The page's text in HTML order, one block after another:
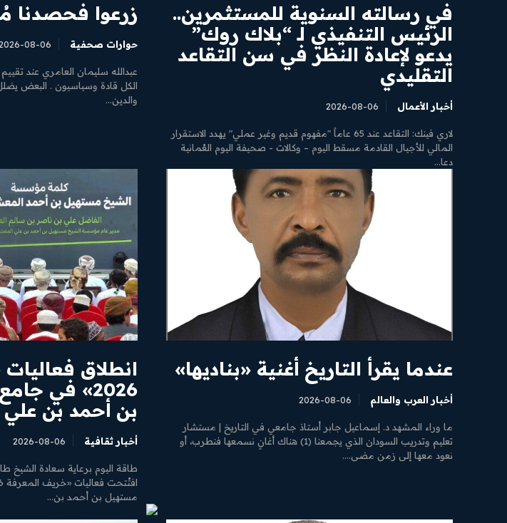
في رسالته السنوية للمستثمرين..
الرئيس التنفيذي لـ “بلاك روك”
يدعو لإعادة النظر في سن التقاعد
التقليدي
أخبار الأعمال 2026-08-06
لاري فينك: التقاعد عند 65 عاماً "مفهوم قديم وغير عملي" يهدد الاستقرار
المالي للأجيال القادمة مسقط اليوم – وكالات - صحيفة اليوم العُمانية
دعا...
زرعوا فحصدنا
حوارات صحفية 08-06
عبدالله سليمان العامري عند
الكل قادة وسياسيون . البعض يضلل
والدين...
عندما يقرأ التاريخ أغنية «بناديها»
أخبار العرب والعالم 2026-08-06
ما وراء المشهد د. إسماعيل جابر أستاذ جامعي في التاريخ | مستشار
تعليم وتدريب السودان الذي يجمعنا (1) هناك أغانٍ نسمعها فنطرب، أو
نعود معها إلى زمن مضى....
انطلاق
2026» في
بن أحمد بن
أخبار ثقافية 2026-08-06
طاقة اليوم برعاية سعادة الشيخ
مستهيل بن أحمد بن...